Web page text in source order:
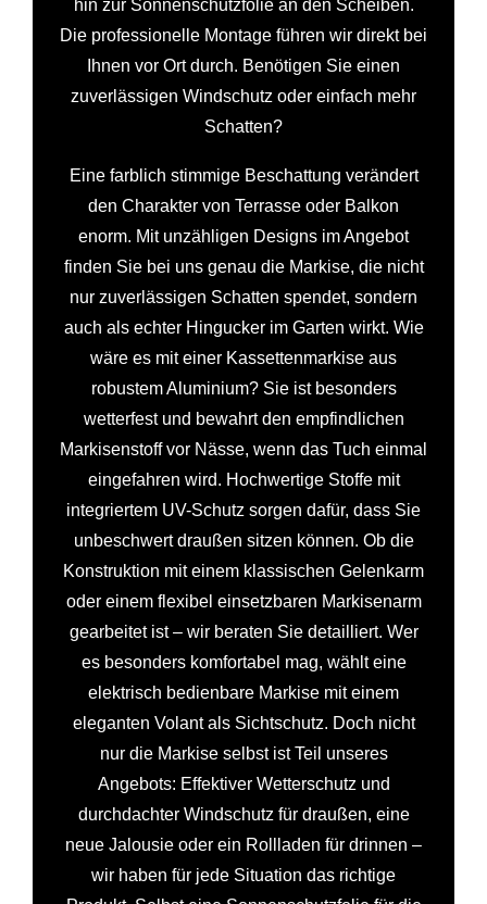
hin zur Sonnenschutzfolie an den Scheiben.
Die professionelle Montage führen wir direkt bei
Ihnen vor Ort durch. Benötigen Sie einen
zuverlässigen Windschutz oder einfach mehr
Schatten?
Eine farblich stimmige Beschattung verändert
den Charakter von Terrasse oder Balkon
enorm. Mit unzähligen Designs im Angebot
finden Sie bei uns genau die Markise, die nicht
nur zuverlässigen Schatten spendet, sondern
auch als echter Hingucker im Garten wirkt. Wie
wäre es mit einer Kassettenmarkise aus
robustem Aluminium? Sie ist besonders
wetterfest und bewahrt den empfindlichen
Markisenstoff vor Nässe, wenn das Tuch einmal
eingefahren wird. Hochwertige Stoffe mit
integriertem UV-Schutz sorgen dafür, dass Sie
unbeschwert draußen sitzen können. Ob die
Konstruktion mit einem klassischen Gelenkarm
oder einem flexibel einsetzbaren Markisenarm
gearbeitet ist – wir beraten Sie detailliert. Wer
es besonders komfortabel mag, wählt eine
elektrisch bedienbare Markise mit einem
eleganten Volant als Sichtschutz. Doch nicht
nur die Markise selbst ist Teil unseres
Angebots: Effektiver Wetterschutz und
durchdachter Windschutz für draußen, eine
neue Jalousie oder ein Rollladen für drinnen –
wir haben für jede Situation das richtige